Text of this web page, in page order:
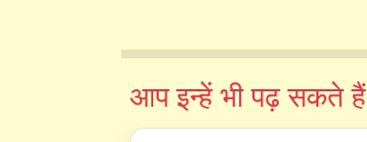
आप इन्हें भी पढ़ सकते हैं